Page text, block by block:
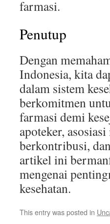
farmasi.
Penutup
Dengan
Indonesia, kita
dalam sistem
berkomitmen
farmasi demi
apoteker,
berkontribusi,
artikel ini
mengenai
kesehatan.
This entry was posted in